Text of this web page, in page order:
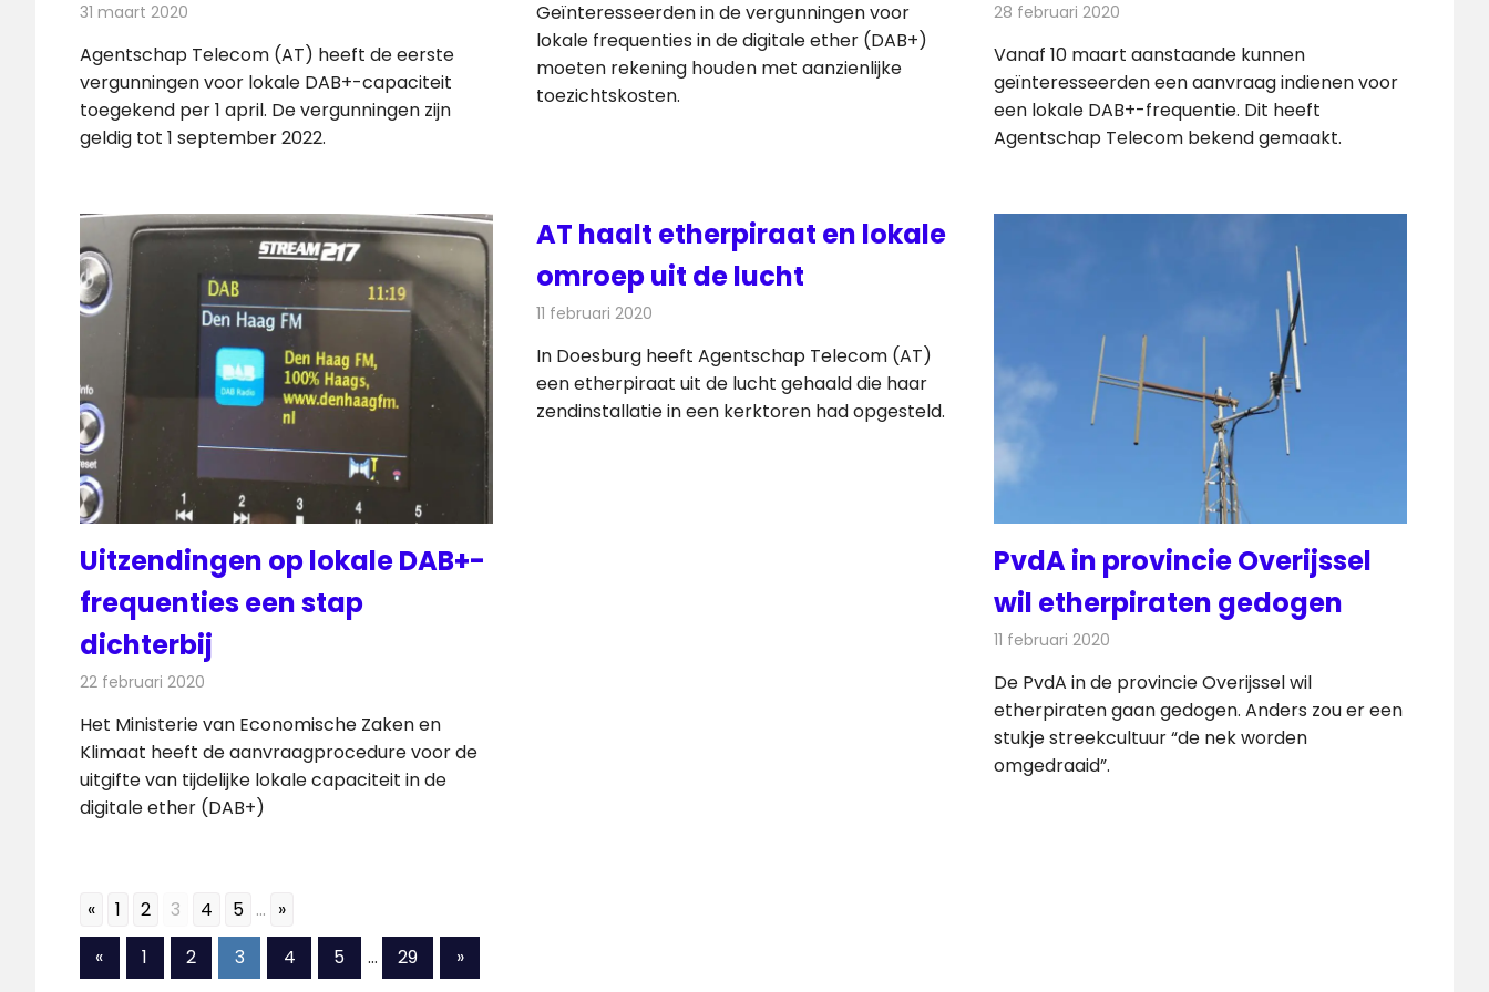
31 maart 2020
Agentschap Telecom (AT) heeft de eerste
vergunningen voor lokale DAB+-capaciteit
toegekend per 1 april. De vergunningen zijn
geldig tot 1 september 2022.
Geïnteresseerden in de vergunningen voor
lokale frequenties in de digitale ether (DAB+)
moeten rekening houden met aanzienlijke
toezichtskosten.
28 februari 2020
Vanaf 10 maart aanstaande kunnen
geïnteresseerden een aanvraag indienen voor
een lokale DAB+-frequentie. Dit heeft
Agentschap Telecom bekend gemaakt.
Uitzendingen op lokale DAB+-
frequenties een stap
dichterbij
22 februari 2020
Het Ministerie van Economische Zaken en
Klimaat heeft de aanvraagprocedure voor de
uitgifte van tijdelijke lokale capaciteit in de
digitale ether (DAB+)
AT haalt etherpiraat en lokale
omroep uit de lucht
11 februari 2020
In Doesburg heeft Agentschap Telecom (AT)
een etherpiraat uit de lucht gehaald die haar
zendinstallatie in een kerktoren had opgesteld.
PvdA in provincie Overijssel
wil etherpiraten gedogen
11 februari 2020
De PvdA in de provincie Overijssel wil
etherpiraten gaan gedogen. Anders zou er een
stukje streekcultuur “de nek worden
omgedraaid”.
« 1 2 3 4 5 ... »
Berichten
«Vorige
berichten
1 2 3 4 5 … 29
Volgende
berichten
»